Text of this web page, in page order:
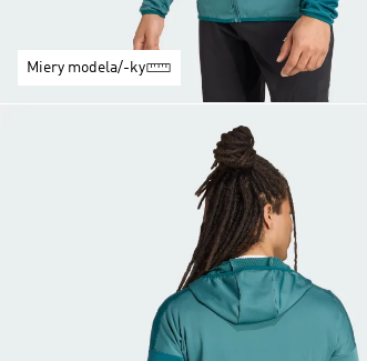
Miery modela/-ky